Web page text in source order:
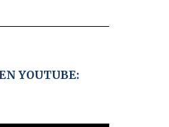
YOUTUBE: